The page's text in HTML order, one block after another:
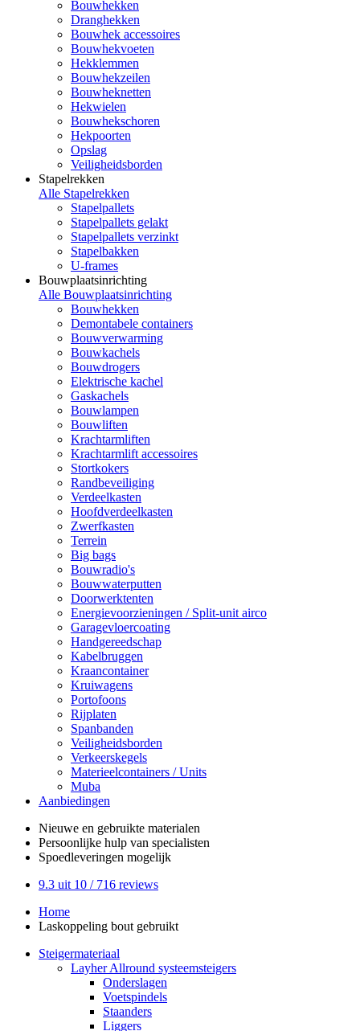
Bouwhekken
Dranghekken
Bouwhek accessoires
Bouwhekvoeten
Hekklemmen
Bouwhekzeilen
Bouwheknetten
Hekwielen
Bouwhekschoren
Hekpoorten
Opslag
Veiligheidsborden
Stapelrekken
Alle Stapelrekken
Stapelpallets
Stapelpallets gelakt
Stapelpallets verzinkt
Stapelbakken
U-frames
Bouwplaatsinrichting
Alle Bouwplaatsinrichting
Bouwhekken
Demontabele containers
Bouwverwarming
Bouwkachels
Bouwdrogers
Elektrische kachel
Gaskachels
Bouwlampen
Bouwliften
Krachtarmliften
Krachtarmlift accessoires
Stortkokers
Randbeveiliging
Verdeelkasten
Hoofdverdeelkasten
Zwerfkasten
Terrein
Big bags
Bouwradio's
Bouwwaterputten
Doorwerktenten
Energievoorzieningen / Split-unit airco
Garagevloercoating
Handgereedschap
Kabelbruggen
Kraancontainer
Kruiwagens
Portofoons
Rijplaten
Spanbanden
Veiligheidsborden
Verkeerskegels
Materieelcontainers / Units
Muba
Aanbiedingen
Nieuwe en gebruikte materialen
Persoonlijke hulp van specialisten
Spoedleveringen mogelijk
9.3 uit 10 / 716 reviews
Home
Laskoppeling bout gebruikt
Steigermateriaal
Layher Allround systeemsteigers
Onderslagen
Voetspindels
Staanders
Liggers